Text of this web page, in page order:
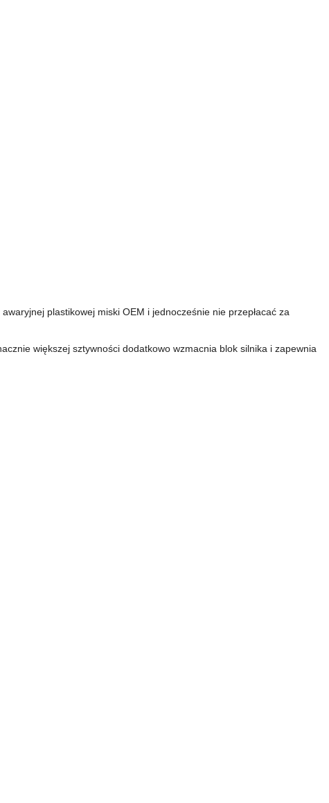
plastikowej miski OEM i jednocześnie nie przepłacać za
większej sztywności dodatkowo wzmacnia blok silnika i zapewnia